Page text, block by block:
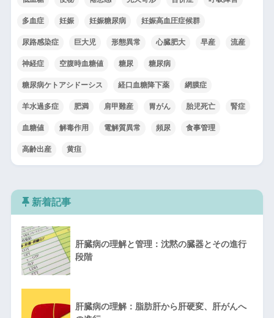
多血症 妊娠 妊娠糖尿病 妊娠高血圧症候群
尿路感染症 巨大児 形態異常 心臓肥大 早産 流産
神経症 空腹時血糖値 糖尿 糖尿病
糖尿病ケトアシドーシス 経口血糖降下薬 網膜症
羊水過多症 肥満 肩甲難産 胃がん 胎児死亡 腎症
血糖値 解毒作用 電解質異常 頻尿 食事管理
高齢出産 黄疸
新着記事
肝臓病の理解と管理：沈黙の臓器とその進行
段階
肝臓病の理解：脂肪肝から肝硬変、肝がんへ